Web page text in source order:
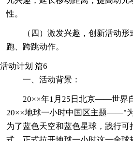
性。
（四）激发兴趣，创新活动
跑、跨跳动作。
活动计划 篇6
一、活动背景：
20××年1月25日北京――世界
20××地球一小时中国区主题――"
为了蓝色天空和蓝色星球，践行可